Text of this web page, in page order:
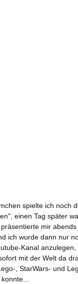
spielte ich noch
einen Tag später
mir
ich wurde dann nur
Kanal
mit der Welt da
, StarWars- und